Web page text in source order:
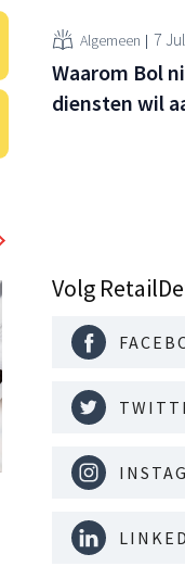
Algemeen 7
Waarom Bol
diensten wil
Volg